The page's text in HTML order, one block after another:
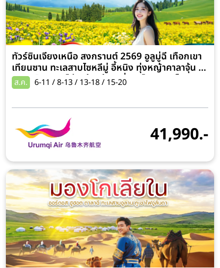
ทัวร์ซินเจียงเหนือ สงกรานต์ 2569 อูลูมู่ฉี เทือกเขา
เทียนซาน ทะเลสาบไซหลีมู่ อี้หนิง ทุ่งหญ้าคาลาจุ้น 6
วัน 4 คืน (ทัวร์ไม่ลงร้านช้อป-นั่งรถไฟความเร็วสูง)
ส.ค. 6-11 / 8-13 / 13-18 / 15-20
41,990.-